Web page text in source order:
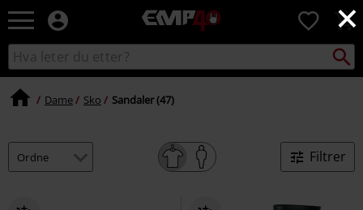
×
EMP
Musikk,
TV
-
Alternativ
0
Søk
i
Søk
Dame Sko Sandaler (47)
Filtrer